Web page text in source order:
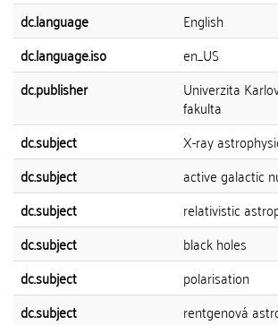
dc.language
English
dc.language.iso
en_US
dc.publisher
Univerzita
fakulta
dc.subject
X-ray
dc.subject
active galactic
dc.subject
relativistic
dc.subject
black holes
dc.subject
polarisation
dc.subject
rentgenová